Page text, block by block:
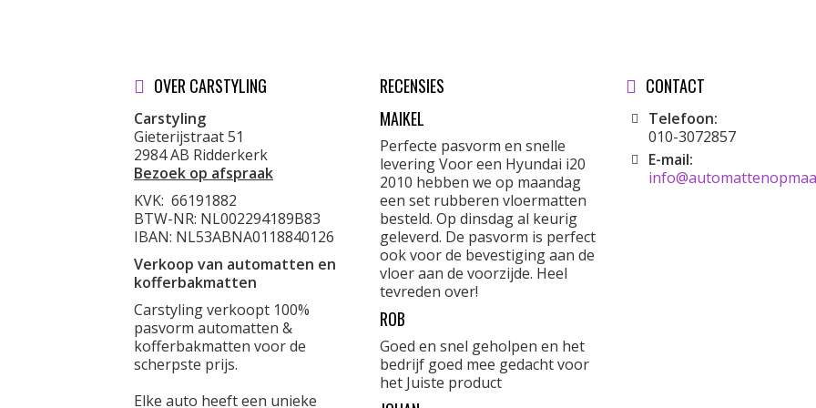
OVER CARSTYLING
Carstyling
Gieterijstraat 51
2984 AB Ridderkerk
Bezoek op afspraak
KVK: 66191882
BTW-NR: NL002294189B83
IBAN: NL53ABNA0118840126
Verkoop van automatten en
kofferbakmatten
Carstyling verkoopt 100%
pasvorm automatten &
kofferbakmatten voor de
scherpste prijs.
Elke auto heeft een unieke
RECENSIES
MAIKEL
Perfecte pasvorm en snelle
levering Voor een Hyundai i20
2010 hebben we op maandag
een set rubberen vloermatten
besteld. Op dinsdag al keurig
geleverd. De pasvorm is perfect
ook voor de bevestiging aan de
vloer aan de voorzijde. Heel
tevreden over!
ROB
Goed en snel geholpen en het
bedrijf goed mee gedacht voor
het Juiste product
CONTACT
Telefoon:
010-3072857
E-mail: